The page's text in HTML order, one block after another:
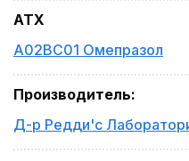
ATX
A02BC01 Омепразол
Производитель:
Д-р Редди'с